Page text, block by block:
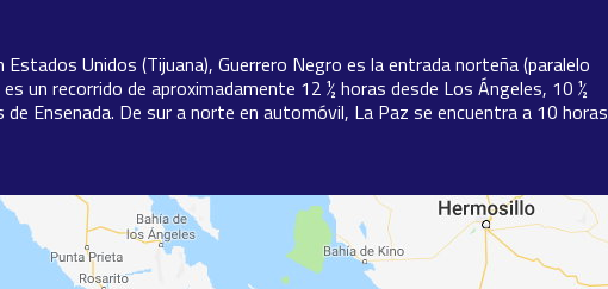
Unidos (Tijuana), Guerrero Negro es la entrada norteña (paralelo
un recorrido de aproximadamente 12 ½ horas desde Los Ángeles, 10 ½
Ensenada. De sur a norte en automóvil, La Paz se encuentra a 10 horas